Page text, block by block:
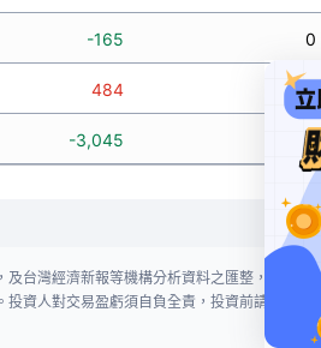
-165 0
484 -175
-3,045 -1,195
台灣經濟新報等機構分析資料之匯整，本網站
資人對交易盈虧須自負全責，投資前請謹慎評